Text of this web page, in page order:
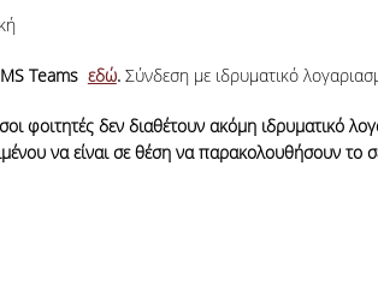
Teams εδώ. Σύνδεση με ιδρυματικό
δεν διαθέτουν ακόμη ιδρυματικό
να είναι σε θέση να παρακολουθήσουν το